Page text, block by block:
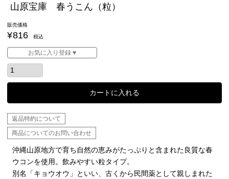
山原宝庫 春うこん（粒）
販売価格
¥816 税込
お気に入り登録 ♥
カートに入れる
返品特約について
商品についてのお問い合わせ
沖縄山原地方で育ち自然の恵みがたっぷりと含まれた良質な春
ウコンを使用。飲みやすい粒タイプ。
別名「キョウオウ」といい、古くから民間薬として親しまれた